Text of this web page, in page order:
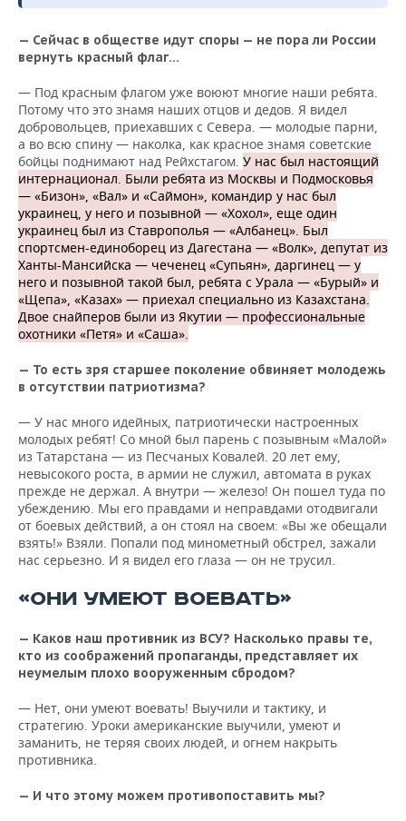
— Сейчас в обществе идут споры — не пора ли России
вернуть красный флаг…
— Под красным флагом уже воюют многие наши ребята.
Потому что это знамя наших отцов и дедов. Я видел
добровольцев, приехавших с Севера. — молодые парни,
а во всю спину — наколка, как красное знамя советские
бойцы поднимают над Рейхстагом. У нас был настоящий
интернационал. Были ребята из Москвы и Подмосковья
— «Бизон», «Вал» и «Саймон», командир у нас был
украинец, у него и позывной — «Хохол», еще один
украинец был из Ставрополья — «Албанец». Был
спортсмен-единоборец из Дагестана — «Волк», депутат из
Ханты-Мансийска — чеченец «Супьян», даргинец — у
него и позывной такой был, ребята с Урала — «Бурый» и
«Щепа», «Казах» — приехал специально из Казахстана.
Двое снайперов были из Якутии — профессиональные
охотники «Петя» и «Саша».
— То есть зря старшее поколение обвиняет молодежь
в отсутствии патриотизма?
— У нас много идейных, патриотически настроенных
молодых ребят! Со мной был парень с позывным «Малой»
из Татарстана — из Песчаных Ковалей. 20 лет ему,
невысокого роста, в армии не служил, автомата в руках
прежде не держал. А внутри — железо! Он пошел туда по
убеждению. Мы его правдами и неправдами отодвигали
от боевых действий, а он стоял на своем: «Вы же обещали
взять!» Взяли. Попали под минометный обстрел, зажали
нас серьезно. И я видел его глаза — он не трусил.
«ОНИ УМЕЮТ ВОЕВАТЬ»
— Каков наш противник из ВСУ? Насколько правы те,
кто из соображений пропаганды, представляет их
неумелым плохо вооруженным сбродом?
— Нет, они умеют воевать! Выучили и тактику, и
стратегию. Уроки американские выучили, умеют и
заманить, не теряя своих людей, и огнем накрыть
противника.
— И что этому можем противопоставить мы?